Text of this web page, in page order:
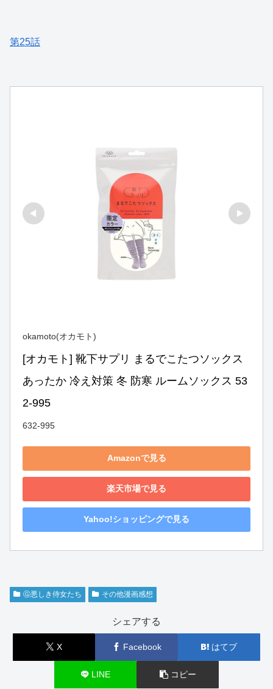
第25話
okamoto(オカモト)
[オカモト] 靴下サプリ まるでこたつソックス
あったか 冷え対策 冬 防寒 ルームソックス 53
2-995
632-995
Amazonで見る
楽天市場で見る
Yahoo!ショッピングで見る
Ⓖ悪しき侍女たち その他漫画感想
シェアする
X Facebook はてブ
LINE コピー